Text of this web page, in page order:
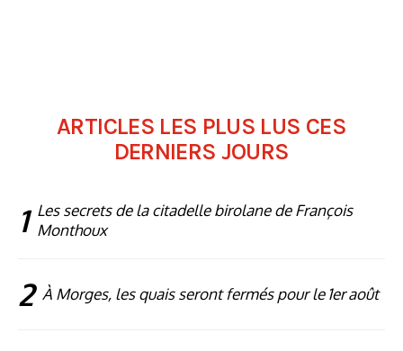
ARTICLES LES PLUS LUS CES
DERNIERS JOURS
1 Les secrets de la citadelle birolane de François
Monthoux
2 À Morges, les quais seront fermés pour le 1er août